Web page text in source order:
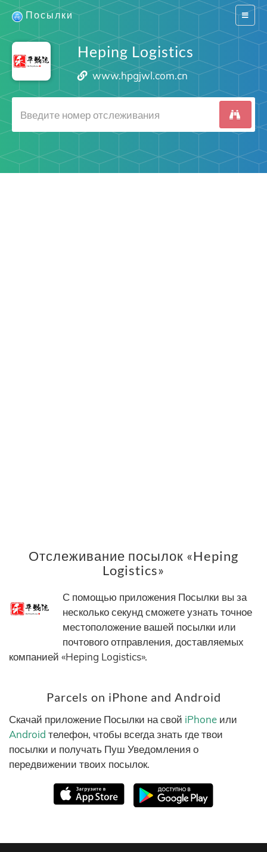
Switch
Посылки
Heping Logistics
www.hpgjwl.com.cn
Отслеживание посылок «Heping
Logistics»
С помощью приложения Посылки вы за
несколько секунд сможете узнать точное
местоположение вашей посылки или
почтового отправления, доставляемых
компанией «Heping Logistics».
Parcels on iPhone and Android
Скачай приложение Посылки на свой iPhone или
Android телефон, чтобы всегда знать где твои
посылки и получать Пуш Уведомления о
передвижении твоих посылок.